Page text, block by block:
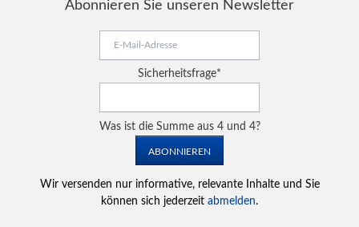
Abonnieren Sie unseren Newsletter
Adresse
Pflichtfeld
Sicherheitsfrage*
Was ist die Summe aus 4 und 4?
ABONNIEREN
Wir versenden nur informative, relevante Inhalte und Sie
können sich jederzeit abmelden.